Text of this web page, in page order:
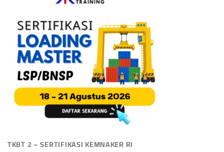
TKBT 2 – SERTIFIKASI KEMNAKER RI